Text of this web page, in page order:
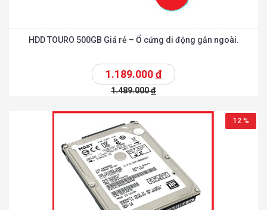
HDD TOURO 500GB Giá rẻ – Ổ cứng di động gắn ngoài.
1.189.000đ
1.489.000đ
12 %